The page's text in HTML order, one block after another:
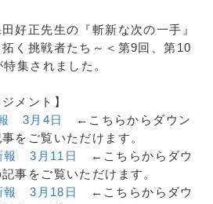
正先生の『斬新な次の一手』
く挑戦者たち～＜第9回、第10
集されました。
メント】
3月4日
←こちらからダウン
をご覧いただけます。
報 3月11日
←こちらからダウ
事をご覧いただけます。
報 3月18日
←こちらからダウ